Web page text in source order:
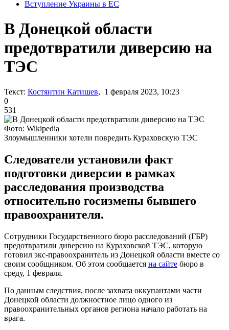
Вступление Украины в ЕС
В Донецкой области
предотвратили диверсию на
ТЭС
Текст: Костянтин Катишев, 1 февраля 2023, 10:23
0
531
Фото: Wikipedia
Злоумышленники хотели повредить Кураховскую ТЭС
Следователи установили факт
подготовки диверсии в рамках
расследования производства
относительно госизмены бывшего
правоохранителя.
Сотрудники Государственного бюро расследований (ГБР)
предотвратили диверсию на Кураховской ТЭС, которую
готовил экс-правоохранитель из Донецкой области вместе со
своим сообщником. Об этом сообщается на сайте бюро в
среду, 1 февраля.
По данным следствия, после захвата оккупантами части
Донецкой области должностное лицо одного из
правоохранительных органов региона начало работать на
врага.